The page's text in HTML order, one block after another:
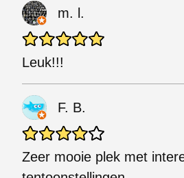
m. l.
Leuk!!!
F. B.
Zeer mooie plek met